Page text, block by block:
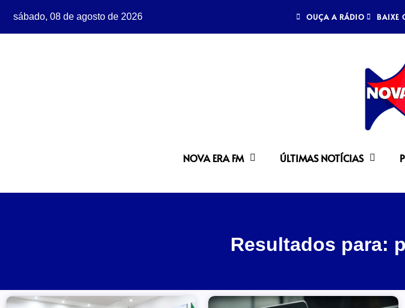
sábado, 08 de agosto de 2026 OUÇA A RÁDIO BAIXE
NOVA ERA FM ÚLTIMAS NOTÍCIAS
Resultados para: